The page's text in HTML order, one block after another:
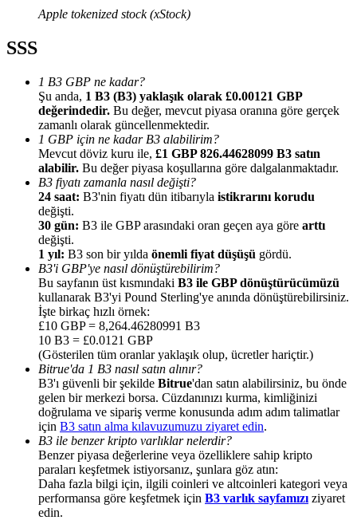
Kullanıcı başına %65'e kadar komisyon!
Yönlendirme
Arkadaşını davet et, nakit ödüller kazan
Deposit CASHCAT & Win
Deposit CASHCAT & Win
Apple tokenized stock (xStock)
SSS
1 B3 GBP ne kadar?
Şu anda, 1 B3 (B3) yaklaşık olarak £0.00121 GBP
değerindedir. Bu değer, mevcut piyasa oranına göre gerçek
zamanlı olarak güncellenmektedir.
1 GBP için ne kadar B3 alabilirim?
Mevcut döviz kuru ile, £1 GBP 826.44628099 B3 satın
alabilir. Bu değer piyasa koşullarına göre dalgalanmaktadır.
B3 fiyatı zamanla nasıl değişti?
24 saat: B3'nin fiyatı dün itibarıyla istikrarını korudu
değişti.
30 gün: B3 ile GBP arasındaki oran geçen aya göre arttı
değişti.
1 yıl: B3 son bir yılda önemli fiyat düşüşü gördü.
B3'i GBP'ye nasıl dönüştürebilirim?
Bu sayfanın üst kısmındaki B3 ile GBP dönüştürücümüzü
kullanarak B3'yi Pound Sterling'ye anında dönüştürebilirsiniz.
İşte birkaç hızlı örnek:
£10 GBP = 8,264.46280991 B3
10 B3 = £0.0121 GBP
(Gösterilen tüm oranlar yaklaşık olup, ücretler hariçtir.)
Bitrue'da 1 B3 nasıl satın alınır?
B3'ı güvenli bir şekilde Bitrue'dan satın alabilirsiniz, bu önde
gelen bir merkezi borsa. Cüzdanınızı kurma, kimliğinizi
doğrulama ve sipariş verme konusunda adım adım talimatlar
için B3 satın alma kılavuzumuzu ziyaret edin.
B3 ile benzer kripto varlıklar nelerdir?
Benzer piyasa değerlerine veya özelliklere sahip kripto
paraları keşfetmek istiyorsanız, şunlara göz atın:
Daha fazla bilgi için, ilgili coinleri ve altcoinleri kategori veya
performansa göre keşfetmek için B3 varlık sayfamızı ziyaret
edin.